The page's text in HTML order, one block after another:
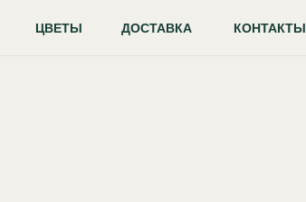
ЦВЕТЫ ДОСТАВКА КОНТАКТЫ